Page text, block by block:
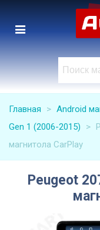
Главная > Android
Gen 1 (2006-2015)
>
магнитола CarPlay
Peugeot